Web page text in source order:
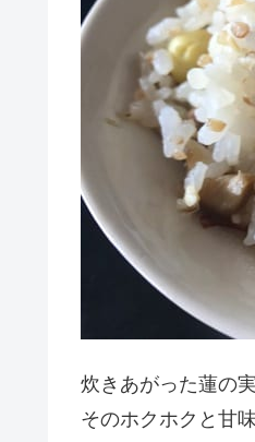
炊きあがった蓮の
そのホクホクと甘